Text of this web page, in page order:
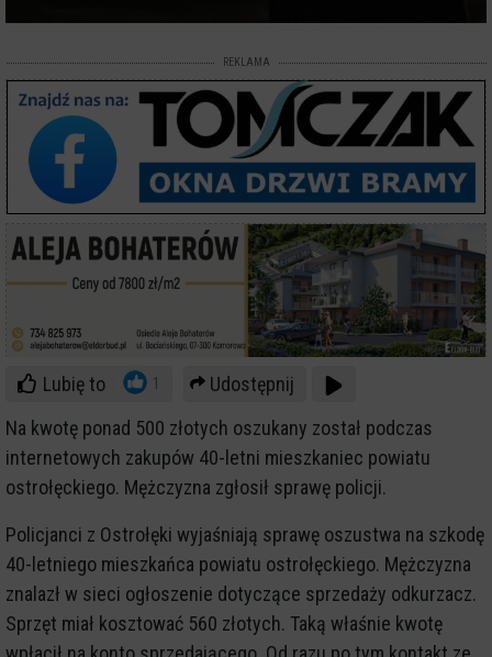
REKLAMA
Lubię to 1
Udostępnij
Na kwotę ponad 500 złotych oszukany został podczas
internetowych zakupów 40-letni mieszkaniec powiatu
ostrołęckiego. Mężczyzna zgłosił sprawę policji.
Policjanci z Ostrołęki wyjaśniają sprawę oszustwa na szkodę
40-letniego mieszkańca powiatu ostrołęckiego. Mężczyzna
znalazł w sieci ogłoszenie dotyczące sprzedaży odkurzacz.
Sprzęt miał kosztować 560 złotych. Taką właśnie kwotę